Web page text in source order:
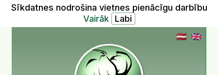
Sīkdatnes nodrošina vietnes pienācīgu darbību
Vairāk